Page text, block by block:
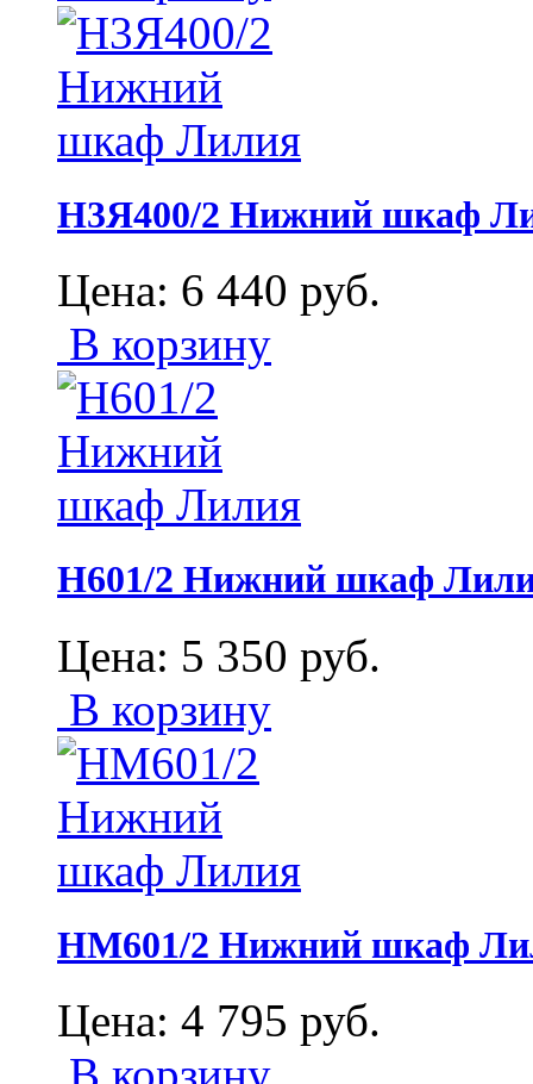
Н3Я400/2 Нижний шкаф
Цена: 6 440 руб.
В корзину
Н601/2 Нижний шкаф
Цена: 5 350 руб.
В корзину
НМ601/2 Нижний шкаф
Цена: 4 795 руб.